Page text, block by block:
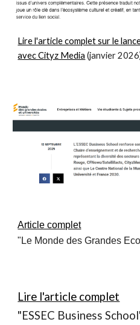
Lire l'article complet sur le
avec Cityz Media (janvier
Article complet
"Le Monde des Grandes
Lire l'article complet
"ESSEC Business